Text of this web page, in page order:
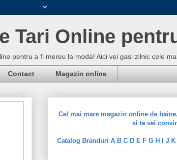
Tari Online
pentru a fi mereu la moda! Aici vei gasi zilnic cele
Contact Magazin online
Cel mai mare magazin online de
si te vei
Catalog Branduri A B C D E F G H I J